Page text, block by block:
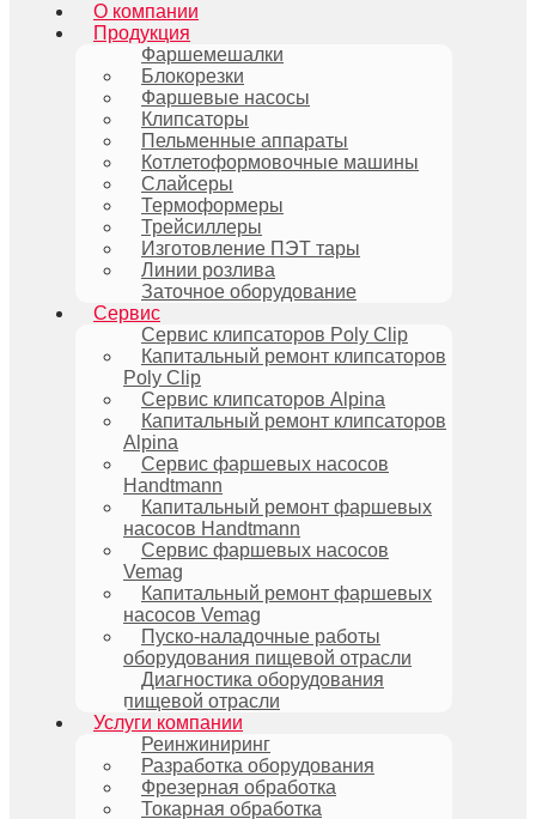
О компании
Продукция
Фаршемешалки
Блокорезки
Фаршевые насосы
Клипсаторы
Пельменные аппараты
Котлетоформовочные машины
Слайсеры
Термоформеры
Трейсиллеры
Изготовление ПЭТ тары
Линии розлива
Заточное оборудование
Сервис
Сервис клипсаторов Poly Clip
Капитальный ремонт клипсаторов
Poly Clip
Сервис клипсаторов Alpina
Капитальный ремонт клипсаторов
Alpina
Сервис фаршевых насосов
Handtmann
Капитальный ремонт фаршевых
насосов Handtmann
Сервис фаршевых насосов
Vemag
Капитальный ремонт фаршевых
насосов Vemag
Пуско-наладочные работы
оборудования пищевой отрасли
Диагностика оборудования
пищевой отрасли
Услуги компании
Реинжиниринг
Разработка оборудования
Фрезерная обработка
Токарная обработка